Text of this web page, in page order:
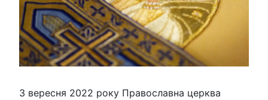
З вересня 2022 року Православна церква